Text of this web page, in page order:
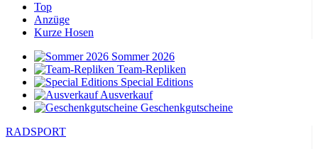
Top
Anzüge
Kurze Hosen
Sommer 2026
Team-Repliken
Special Editions
Ausverkauf
Geschenkgutscheine
RADSPORT